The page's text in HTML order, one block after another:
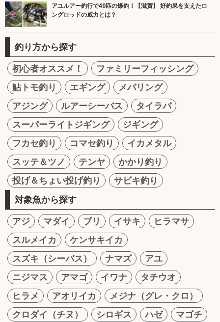
アユルアー釣行で40匹の爆釣！【滋賀】 好釣果を支えたロ
ングロッドの威力とは？
釣り方から探す
初心者オススメ！
ファミリーフィッシング
鮎トモ釣り
エギング
メバリング
アジング
ルアーシーバス
タイラバ
スーパーライトジギング
ジギング
フカセ釣り
コマセ釣り
イカメタル
スッテ＆ツノ
テンヤ
かかり釣り
投げ＆ちょい投げ釣り
サビキ釣り
対象魚から探す
アジ マダイ ブリ イサキ
ヒラマサ
スルメイカ
ケンサキイカ
スズキ（シーバス）
ナマズ
アユ
ニジマス
アマゴ イワナ
タチウオ
ヒラメ
アオリイカ
メジナ（グレ・クロ）
クロダイ（チヌ）
シロギス ハゼ
マゴチ